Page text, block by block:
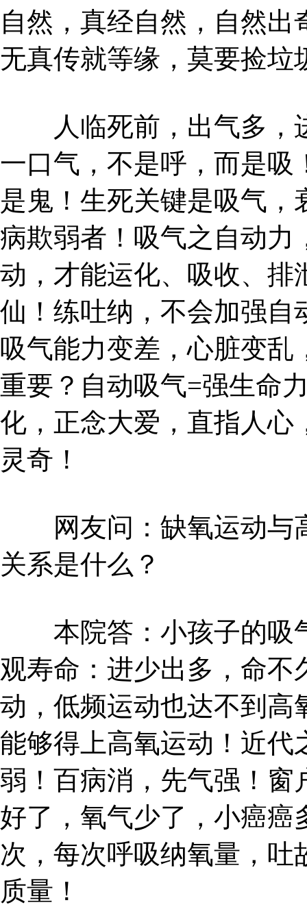
自然，真经自然，自然
无真传就等缘，莫要捡
人临死前，出气多，
一口气，不是呼，而是吸
是鬼！生死关键是吸气
病欺弱者！吸气之自动力
动，才能运化、吸收、排
仙！练吐纳，不会加强自
吸气能力变差，心脏变乱
重要？自动吸气=强生命
化，正念大爱，直指人心
灵奇！
网友问：缺氧运动与
关系是什么？
本院答：小孩子的吸
观寿命：进少出多，命不
动，低频运动也达不到高
能够得上高氧运动！近代
弱！百病消，先气强！窗
好了，氧气少了，小癌癌
次，每次呼吸纳氧量，
质量！